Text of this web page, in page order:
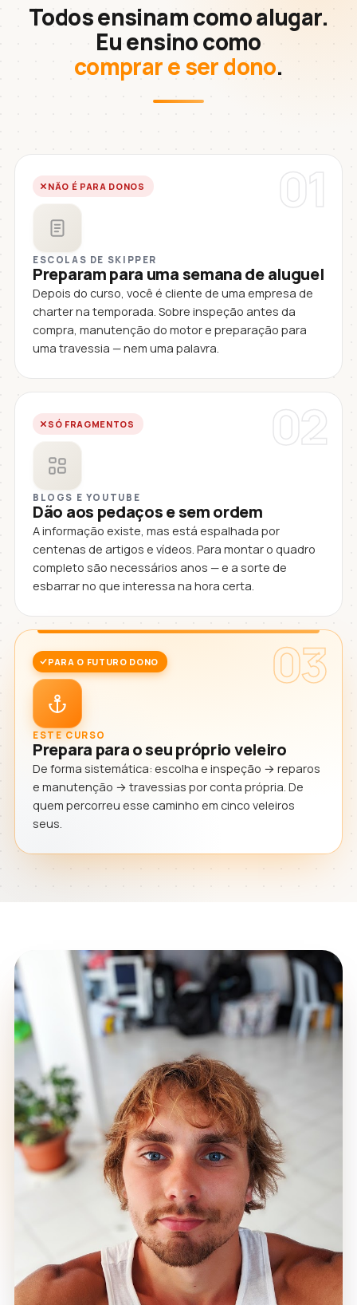
Todos ensinam como alugar.
Eu ensino como
comprar e ser dono.
01
NÃO É PARA DONOS
ESCOLAS DE SKIPPER
Preparam para uma semana de aluguel
Depois do curso, você é cliente de uma empresa de
charter na temporada. Sobre inspeção antes da
compra, manutenção do motor e preparação para
uma travessia — nem uma palavra.
02
SÓ FRAGMENTOS
BLOGS E YOUTUBE
Dão aos pedaços e sem ordem
A informação existe, mas está espalhada por
centenas de artigos e vídeos. Para montar o quadro
completo são necessários anos — e a sorte de
esbarrar no que interessa na hora certa.
03
PARA O FUTURO DONO
ESTE CURSO
Prepara para o seu próprio veleiro
De forma sistemática: escolha e inspeção → reparos
e manutenção → travessias por conta própria. De
quem percorreu esse caminho em cinco veleiros
seus.